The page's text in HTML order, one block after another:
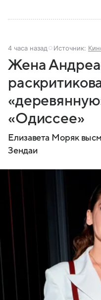
4 часа назад Источник:
Жена
«Одиссее»
Елизавета Моряк
Зендаи